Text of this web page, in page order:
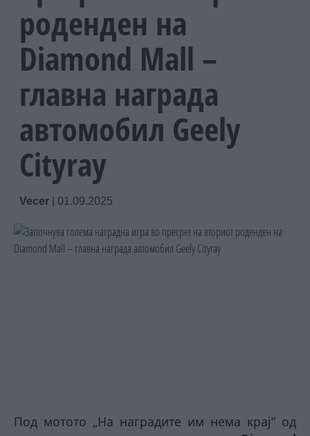
роденден на
Diamond Mall –
главна награда
автомобил Geely
Cityray
Vecer 01.09.2025
Под мотото „На наградите им нема крај“ од